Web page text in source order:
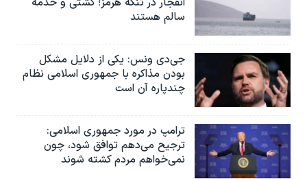
سالم هستند
جی‌دی ونس: یکی از دلایل مشکل
بودن مذاکره با جمهوری اسلامی نظام
چندپاره آن است
ترامپ در مورد جمهوری اسلامی:
ترجیح می‌دهم توافق شود، چون
نمی‌خواهم مردم کشته شوند